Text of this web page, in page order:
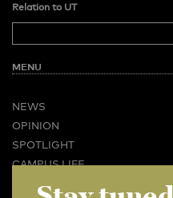
Relation to UT
MENU
NEWS
OPINION
SPOTLIGHT
CAMPUS LIFE